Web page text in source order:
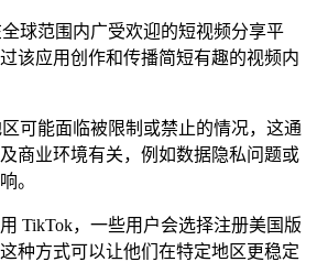
球范围内广受欢迎的短视频分享平
该应用创作和传播简短有趣的视频内
可能面临被限制或禁止的情况，这通
商业环境有关，例如数据隐私问题或
。
TikTok，一些用户会选择注册美国版
种方式可以让他们在特定地区更稳定